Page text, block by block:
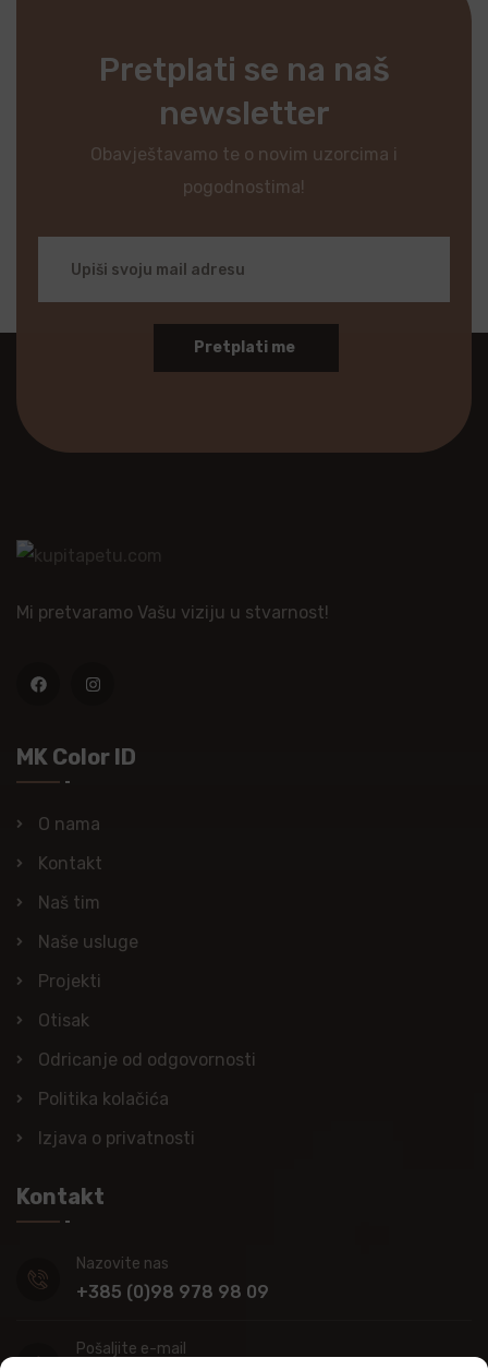
Pretplati se na naš
newsletter
Obavještavamo te o novim uzorcima i
pogodnostima!
Pretplati me
Mi pretvaramo Vašu viziju u stvarnost!
MK Color ID
O nama
Kontakt
Naš tim
Naše usluge
Projekti
Otisak
Odricanje od odgovornosti
Politika kolačića
Izjava o privatnosti
Kontakt
Nazovite nas
+385 (0)98 978 98 09
Pošaljite e-mail